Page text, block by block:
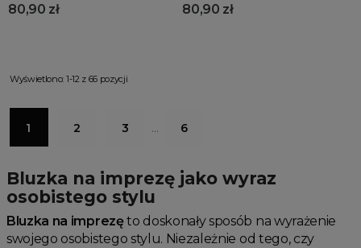
80,90 zł 80,90 zł
Wyświetlono: 1-12 z 66 pozycji
1 2 3 … 6
Bluzka na imprezę jako wyraz
osobistego stylu
Bluzka na imprezęto doskonały sposób na wyrażenie
swojego osobistego stylu. Niezależnie od tego, czy